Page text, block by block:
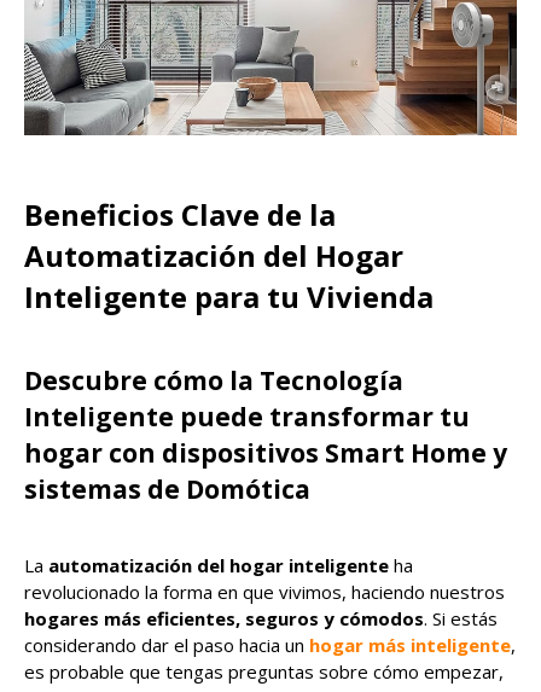
Beneficios Clave de la
Automatización del Hogar
Inteligente para tu Vivienda
Descubre cómo la Tecnología
Inteligente puede transformar tu
hogar con dispositivos Smart Home y
sistemas de Domótica
La automatización del hogar inteligente ha
revolucionado la forma en que vivimos, haciendo nuestros
hogares más eficientes, seguros y cómodos. Si estás
considerando dar el paso hacia un hogar más inteligente,
es probable que tengas preguntas sobre cómo empezar,